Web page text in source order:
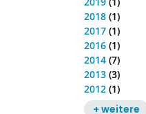
2018 (1)
2017 (1)
2016 (1)
2014 (7)
2013 (3)
2012 (1)
+ weitere